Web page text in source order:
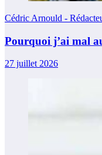
Cédric Arnould -
Pourquoi j’ai mal
27 juillet 2026